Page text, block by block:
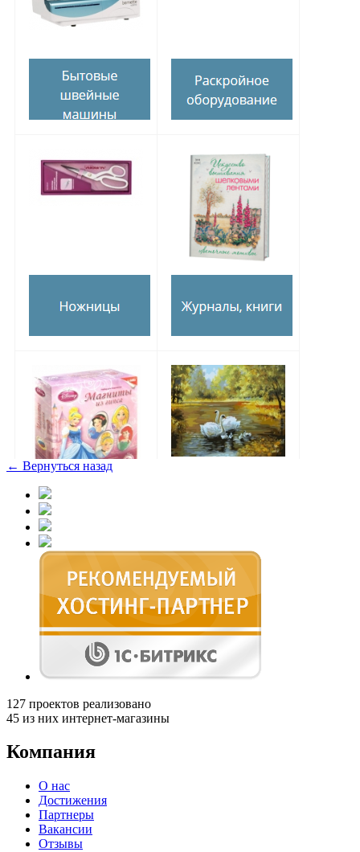
← Вернуться назад
127 проектов реализовано
45 из них интернет-магазины
Компания
О нас
Достижения
Партнеры
Вакансии
Отзывы